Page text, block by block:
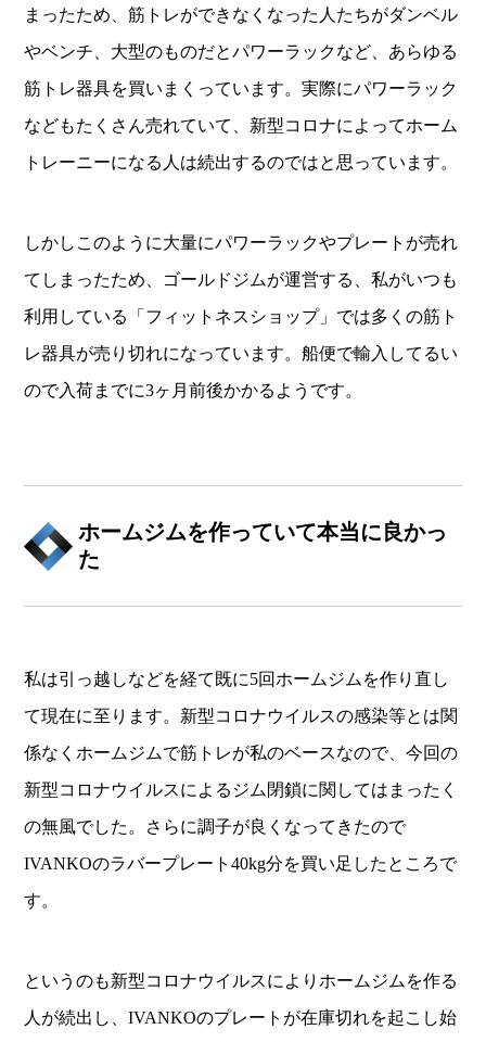
まったため、筋トレができなくなった人たちがダンベル
やベンチ、大型のものだとパワーラックなど、あらゆる
筋トレ器具を買いまくっています。実際にパワーラック
などもたくさん売れていて、新型コロナによってホーム
トレーニーになる人は続出するのではと思っています。
しかしこのように大量にパワーラックやプレートが売れ
てしまったため、ゴールドジムが運営する、私がいつも
利用している「フィットネスショップ」では多くの筋ト
レ器具が売り切れになっています。船便で輸入してるい
ので入荷までに3ヶ月前後かかるようです。
ホームジムを作っていて本当に良かっ
た
私は引っ越しなどを経て既に5回ホームジムを作り直し
て現在に至ります。新型コロナウイルスの感染等とは関
係なくホームジムで筋トレが私のベースなので、今回の
新型コロナウイルスによるジム閉鎖に関してはまったく
の無風でした。さらに調子が良くなってきたので
IVANKOのラバープレート40kg分を買い足したところで
す。
というのも新型コロナウイルスによりホームジムを作る
人が続出し、IVANKOのプレートが在庫切れを起こし始